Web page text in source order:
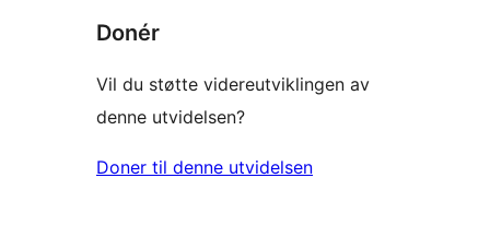
Donér
Vil du støtte videreutviklingen av
denne utvidelsen?
Doner til denne utvidelsen